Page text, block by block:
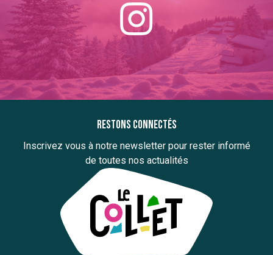
Restons connectés
Inscrivez vous à notre newsletter pour rester informé
de toutes nos actualités